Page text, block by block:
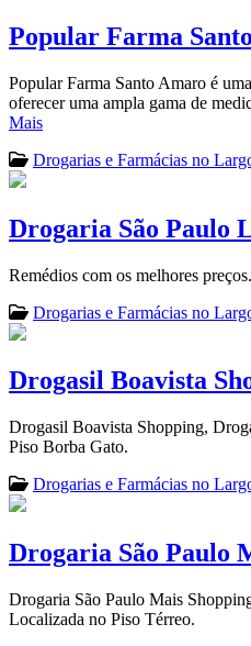
Popular Farma
Popular Farma Santo Amaro é
oferecer uma ampla gama de
Mais
Drogarias e Farmácias no
Drogaria São Paulo
Remédios com os melhores
Drogarias e Farmácias no
Drogasil Boavista
Drogasil Boavista Shopping,
Piso Borba Gato.
Drogarias e Farmácias no
Drogaria São Paulo
Drogaria São Paulo Mais
Localizada no Piso Térreo.